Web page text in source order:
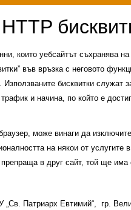
които уебсайтът съхранява
във връзка с неговото
бисквитки служат
и начина, по който е
може винаги да
на някои от услугите
в друг сайт, той ще има
„Св. Патриарх Евтимий“, гр.